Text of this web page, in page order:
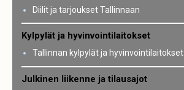
Diilit ja tarjoukset Tallinnaan
Kylpylät ja hyvinvointilaitokset
Tallinnan kylpylät ja hyvinvointilaitokset
Julkinen liikenne ja tilausajot